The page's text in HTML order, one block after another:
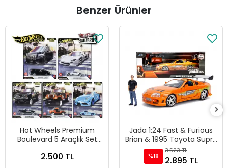
Benzer Ürünler
Hot Wheels Premium
Boulevard 5 Araçlık Set
2.500 TL
Jada 1:24 Fast & Furious
Brian & 1995 Toyota Supra
Diecast Model Araba -
30738
%18
3.523 TL
2.895 TL